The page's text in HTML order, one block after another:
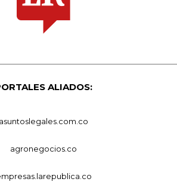
ALIADOS:
asuntoslegales.com.co
agronegocios.co